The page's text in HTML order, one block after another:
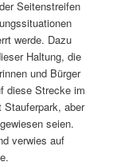
Seitenstreifen
werde. Dazu
Haltung, die
und Bürger
diese Strecke im
aber
seien.
verwies auf